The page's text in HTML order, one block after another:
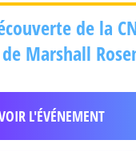
de la
Marshall
L'ÉVÉNEMENT